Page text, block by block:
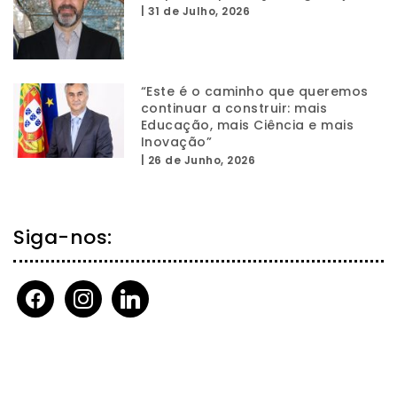
31 de Julho, 2026
“Este é o caminho que queremos
continuar a construir: mais
Educação, mais Ciência e mais
Inovação”
26 de Junho, 2026
Siga-nos:
facebookinstagramlinkedin